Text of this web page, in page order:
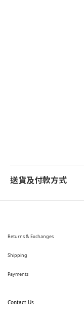
送貨及付款方式
Returns & Exchanges
Shipping
Payments
Contact Us